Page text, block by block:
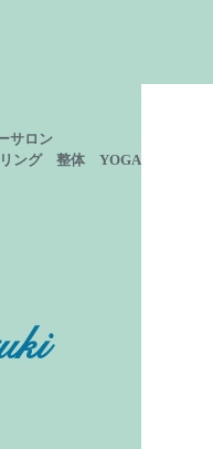
サロン
リング 整体 YOGA